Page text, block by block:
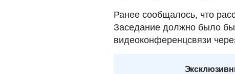
Ранее сообщалось, что
Заседание должно было
видеоконференцсвязи